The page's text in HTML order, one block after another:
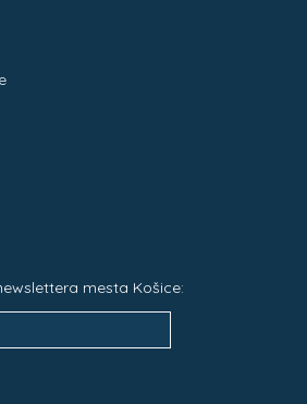
mesta Košice: